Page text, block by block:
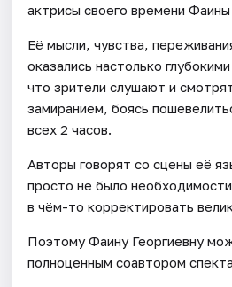
актрисы своего времени
Её мысли, чувства,
оказались настолько
что зрители слушают и
замиранием, боясь
всех 2 часов.
Авторы говорят со сцены её
просто не было
в чём-то корректировать
Поэтому Фаину Георгиевну
полноценным соавтором